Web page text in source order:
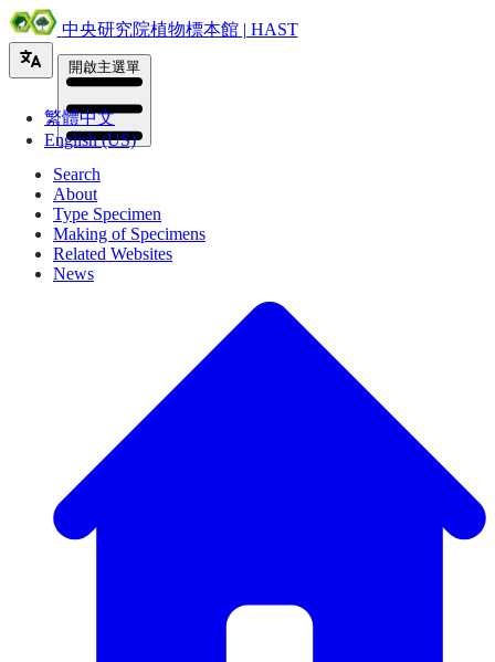
中央研究院植物標本館 | HAST
繁體中文
English (US)
開啟主選單
Search
About
Type Specimen
Making of Specimens
Related Websites
News